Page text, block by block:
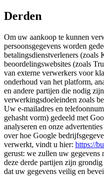
Derden
Om uw aankoop te kunnen
persoonsgegevens worden
betalingsdienstverleners (zoals
beoordelingswebsites (zoals
van externe verwerkers voor
onderhoud van het platform,
en andere partijen die nodig
verwerkingsdoeleinden zoals
Uw e-mailadres en
gehasht vorm) gedeeld met
analyseren en onze
over hoe Google
verwerkt, vindt u hier: https://
gerust: we zullen uw gegevens
deze derde partijen zijn
dat uw gegevens veilig en